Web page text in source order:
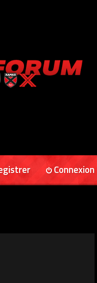
Connexion